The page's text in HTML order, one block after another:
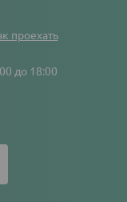
до 18:00
проехать